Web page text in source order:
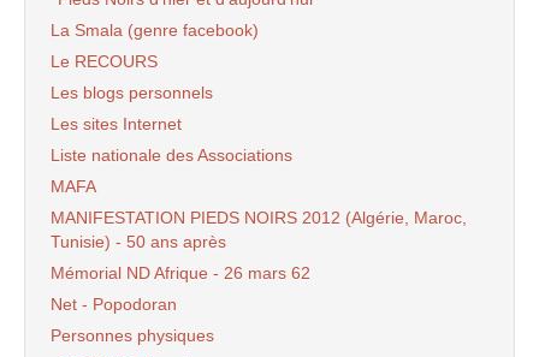
La Smala (genre facebook)
Le RECOURS
Les blogs personnels
Les sites Internet
Liste nationale des Associations
MAFA
MANIFESTATION PIEDS NOIRS 2012 (Algérie, Maroc,
Tunisie) - 50 ans après
Mémorial ND Afrique - 26 mars 62
Net - Popodoran
Personnes physiques